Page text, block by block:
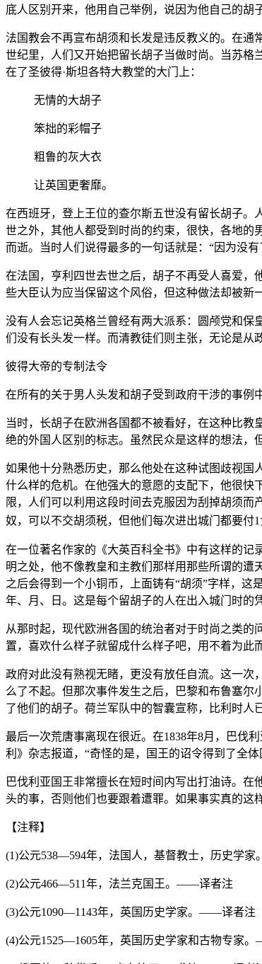
底人区别开来，他用自己举例，说因为他自己的胡
法国教会不再宣布胡须和长发是违反教义的。在通
世纪里，人们又开始把留长胡子当做时尚。当苏格
在了圣彼得·斯坦各特大教堂的大门上：
无情的大胡子
笨拙的彩帽子
粗鲁的灰大衣
让英国更奢靡。
在西班牙，登上王位的查尔斯五世没有留长胡子。
世之外，其他人都受到时尚的约束，很快，各地的
而逝。当时人们说得最多的一句话就是：“因为没
在法国，亨利四世去世之后，胡子不再受人喜爱
些大臣认为应当保留这个风俗，但这种做法却被新
没有人会忘记英格兰曾经有两大派系：圆颅党和
们没有长头发一样。而清教徒们则主张，无论是从
彼得大帝的专制法令
在所有的关于男人头发和胡子受到政府干涉的事例
当时，长胡子在欧洲各国都不被看好，在这种比
绝的外国人区别的标志。虽然民众是这样的想法，
如果他十分熟悉历史，那么他处在这种试图歧视
什么样的危机。在他强大的意愿的支配下，他很快
限，人们可以利用这段时间去克服因为刮掉胡须
奴，可以不交胡须税，但他们每次进出城门都要付1
在一位著名作家的《大英百科全书》中有这样的记
明之处，他不像教皇和主教们那样用那些所谓的
之后会得到一个小铜币，上面铸有“胡须”字样，
年、月、日。这是每个留胡子的人在出入城门时的
从那时起，现代欧洲各国的统治者对于时尚之类
置，喜欢什么样子就留成什么样子吧，用不着为此
政府对此没有熟视无睹，更没有放任自流。这一次
么了不起。但那次事件发生之后，巴黎和布鲁塞尔
了他们的胡子。荷兰军队中的智囊宣称，比利时人
最后一次荒唐事离现在很近。在1838年8月，巴伐
利》杂志报道，“奇怪的是，国王的诏令得到了全
巴伐利亚国王非常擅长在短时间内写出打油诗。
头的事，否则他们也要跟着遭罪。如果事实真的这
【注释】
(1)公元538—594年，法国人，基督教士，历史学
(2)公元466—511年，法兰克国王。——译者注
(3)公元1090—1143年，英国历史学家。——译者注
(4)公元1525—1605年，英国历史学家和古物专家